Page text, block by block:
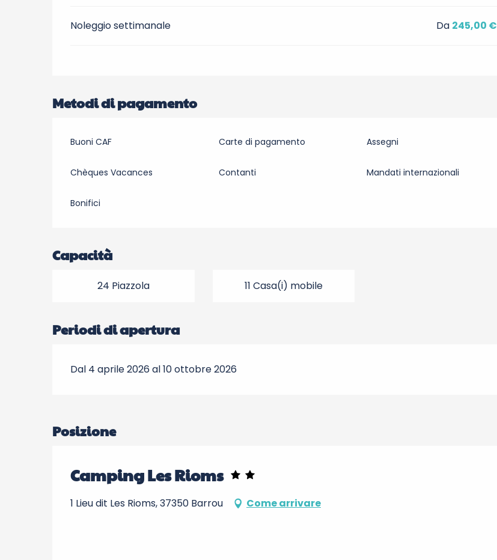
Noleggio settimanale Da 245,00 €
Metodi di pagamento
Buoni CAF Carte di pagamento Assegni
Chèques Vacances Contanti Mandati internazionali
Bonifici
Capacità
24 Piazzola 11 Casa(i) mobile
Periodi di apertura
Dal 4 aprile 2026 al 10 ottobre 2026
Posizione
Camping Les Rioms
1 Lieu dit Les Rioms, 37350 Barrou Come arrivare